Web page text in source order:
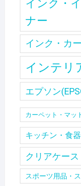
インク・
ナー
インク・カ
インテリ
エプソン
カーペット・マッ
キッチン・食器
クリアケー
スポーツ用品・